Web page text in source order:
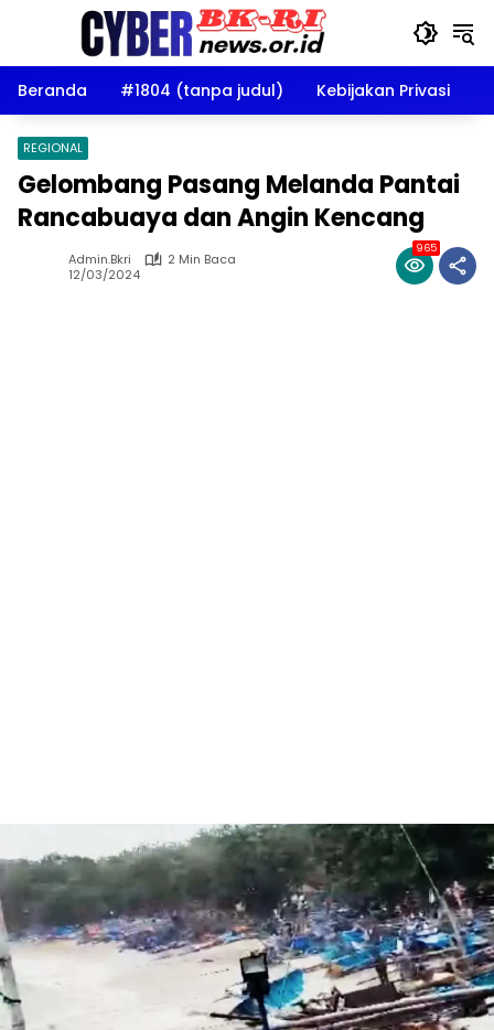
Beranda
#1804 (tanpa judul) Kebijakan Privasi
REGIONAL
Gelombang Pasang Melanda Pantai
Rancabuaya dan Angin Kencang
Admin.bkri
2 Min Baca
12/03/2024
965